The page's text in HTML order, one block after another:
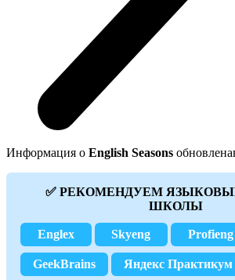
Информация о English Seasons
✅ РЕКОМЕНДУЕМ
ШКОЛЫ
Englex Skyeng Profieng
GeekBrains Яндекс Практикум